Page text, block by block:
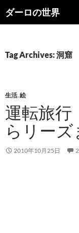
Skip
toダーロの世界
Search
Tag Archives: 洞窟
生活,絵
運転旅
らリーズ
2010年10月25日